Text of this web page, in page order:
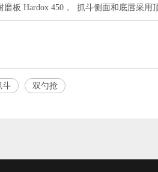
板 Hardox 450， 抓斗侧面和底唇采用
斗 双勺抢